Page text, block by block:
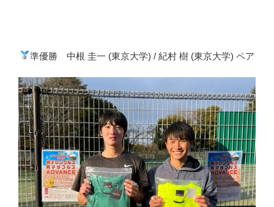
準優勝 中根 圭一 (東京大学) / 紀村 樹 (東京大学) ペア